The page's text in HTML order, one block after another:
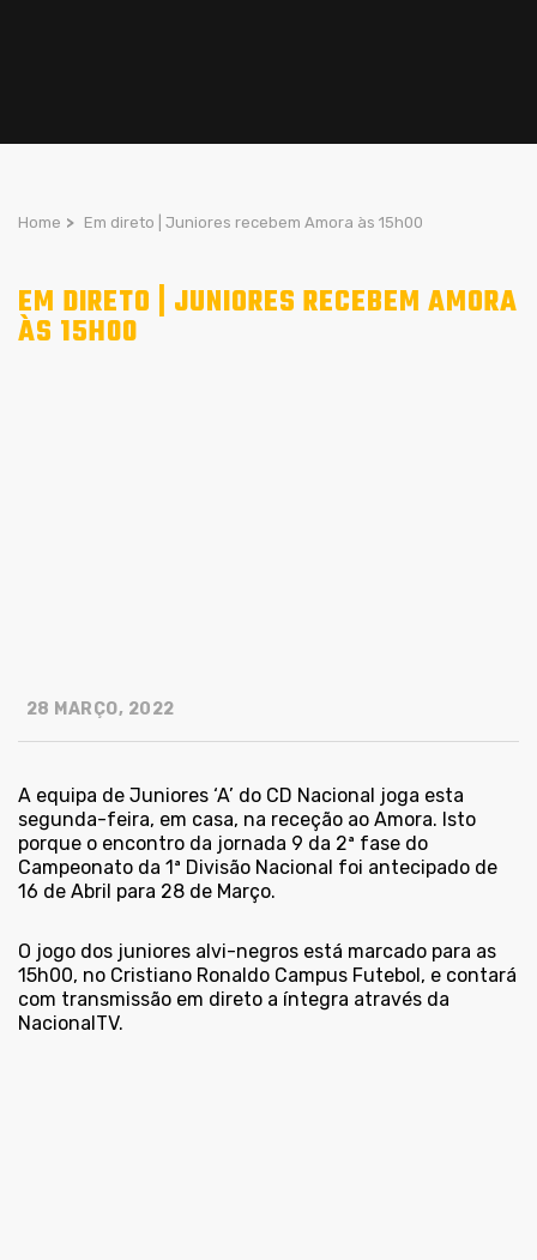
Home > Em direto | Juniores recebem Amora às 15h00
EM DIRETO | JUNIORES RECEBEM AMORA
ÀS 15H00
28 MARÇO, 2022
A equipa de Juniores ‘A’ do CD Nacional joga esta
segunda-feira, em casa, na receção ao Amora. Isto
porque o encontro da jornada 9 da 2ª fase do
Campeonato da 1ª Divisão Nacional foi antecipado de
16 de Abril para 28 de Março.
O jogo dos juniores alvi-negros está marcado para as
15h00, no Cristiano Ronaldo Campus Futebol, e contará
com transmissão em direto a íntegra através da
NacionalTV.